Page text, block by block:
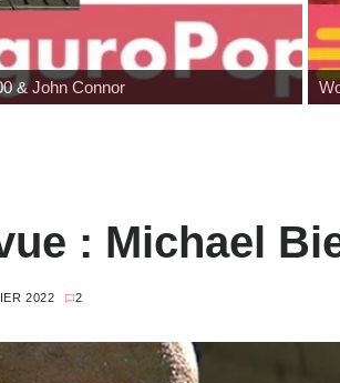
des éditeurs
: Michael
2022 2